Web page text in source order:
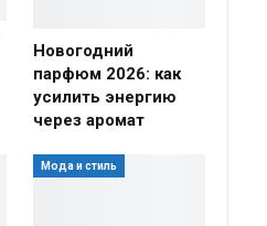
Новогодний
парфюм 2026: как
усилить энергию
через аромат
Мода и стиль